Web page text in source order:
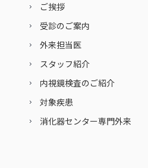
ご挨拶
受診のご案内
外来担当医
スタッフ紹介
内視鏡検査のご紹介
対象疾患
消化器センター専門外来